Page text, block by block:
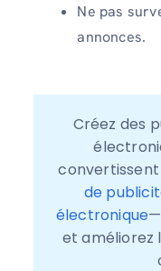
Ne pas
annonces.
Créez des
convertissent
de
électronique
et améliorez